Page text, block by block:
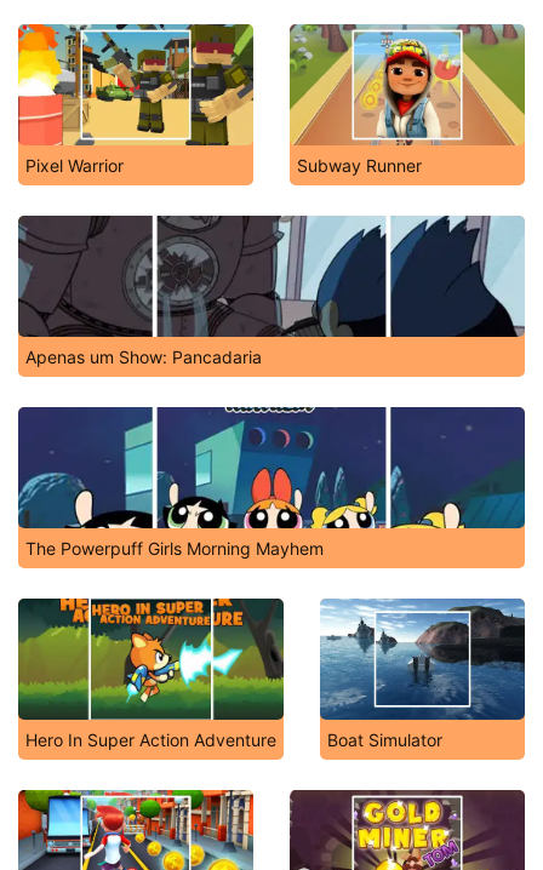
Pixel Warrior Subway Runner
Apenas um Show: Pancadaria
The Powerpuff Girls Morning Mayhem
Hero In Super Action Adventure Boat Simulator